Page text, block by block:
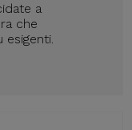
a
che
esigenti.